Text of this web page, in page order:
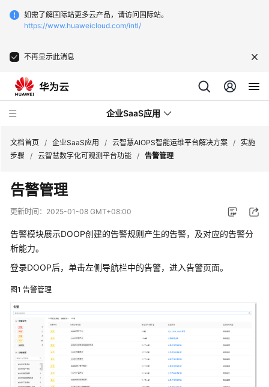
如需了解国际站更多云产品，请访问国际站。
https://www.huaweicloud.com/intl/
不再显示此消息
企业SaaS应用
北
京
易
纷
享
户
管
解
决
方
案
用
文档首页 / 企业SaaS应用 / 云智慧AIOPS智能运维平台解决方案 / 实施
步骤
/ 云智慧数字化可观测平台功能 / 告警管理
告警管理
更新时间： 2025-01-08 GMT+08:00
告警模块展示DOOP创建的告警规则产生的告警，及对应的告警分
析能力。
登录DOOP后，单击左侧导航栏中的告警，进入告警页面。
图1 告警管理